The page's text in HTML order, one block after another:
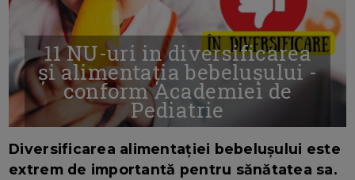
11 NU-uri in diversificarea
și alimentația bebelușului -
conform Academiei de
Pediatrie
Diversificarea alimentației bebelușului este
extrem de importantă pentru sănătatea sa.